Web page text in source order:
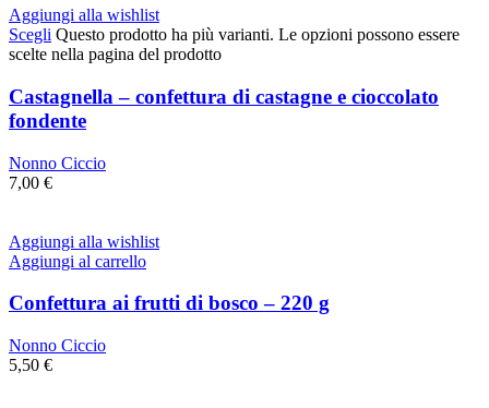
Aggiungi alla wishlist
Scegli Questo prodotto ha più varianti. Le opzioni possono essere
scelte nella pagina del prodotto
Castagnella – confettura di castagne e cioccolato
fondente
Nonno Ciccio
7,00 €
Aggiungi alla wishlist
Aggiungi al carrello
Confettura ai frutti di bosco – 220 g
Nonno Ciccio
5,50 €